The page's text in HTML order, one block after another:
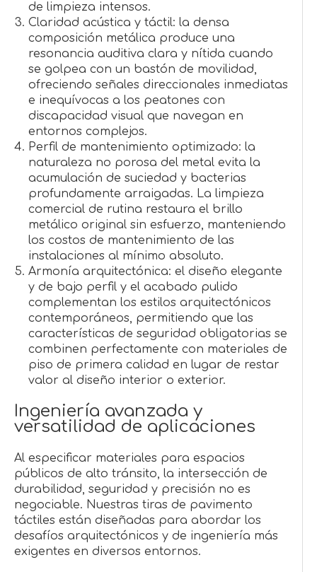
de limpieza intensos.
Claridad acústica y táctil: la densa
composición metálica produce una
resonancia auditiva clara y nítida cuando
se golpea con un bastón de movilidad,
ofreciendo señales direccionales inmediatas
e inequívocas a los peatones con
discapacidad visual que navegan en
entornos complejos.
Perfil de mantenimiento optimizado: la
naturaleza no porosa del metal evita la
acumulación de suciedad y bacterias
profundamente arraigadas. La limpieza
comercial de rutina restaura el brillo
metálico original sin esfuerzo, manteniendo
los costos de mantenimiento de las
instalaciones al mínimo absoluto.
Armonía arquitectónica: el diseño elegante
y de bajo perfil y el acabado pulido
complementan los estilos arquitectónicos
contemporáneos, permitiendo que las
características de seguridad obligatorias se
combinen perfectamente con materiales de
piso de primera calidad en lugar de restar
valor al diseño interior o exterior.
Ingeniería avanzada y
versatilidad de aplicaciones
Al especificar materiales para espacios
públicos de alto tránsito, la intersección de
durabilidad, seguridad y precisión no es
negociable. Nuestras tiras de pavimento
táctiles están diseñadas para abordar los
desafíos arquitectónicos y de ingeniería más
exigentes en diversos entornos.